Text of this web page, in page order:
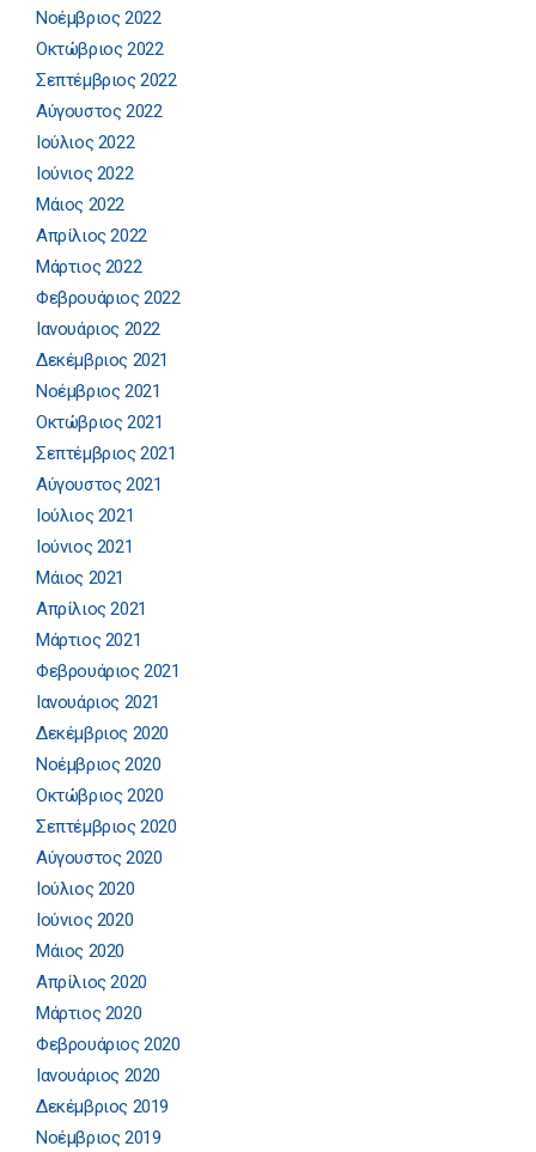
Νοέμβριος 2022
Οκτώβριος 2022
Σεπτέμβριος 2022
Αύγουστος 2022
Ιούλιος 2022
Ιούνιος 2022
Μάιος 2022
Απρίλιος 2022
Μάρτιος 2022
Φεβρουάριος 2022
Ιανουάριος 2022
Δεκέμβριος 2021
Νοέμβριος 2021
Οκτώβριος 2021
Σεπτέμβριος 2021
Αύγουστος 2021
Ιούλιος 2021
Ιούνιος 2021
Μάιος 2021
Απρίλιος 2021
Μάρτιος 2021
Φεβρουάριος 2021
Ιανουάριος 2021
Δεκέμβριος 2020
Νοέμβριος 2020
Οκτώβριος 2020
Σεπτέμβριος 2020
Αύγουστος 2020
Ιούλιος 2020
Ιούνιος 2020
Μάιος 2020
Απρίλιος 2020
Μάρτιος 2020
Φεβρουάριος 2020
Ιανουάριος 2020
Δεκέμβριος 2019
Νοέμβριος 2019